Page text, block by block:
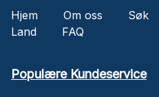
Hjem Om oss Søk
Land
FAQ
Populære Kundeservice